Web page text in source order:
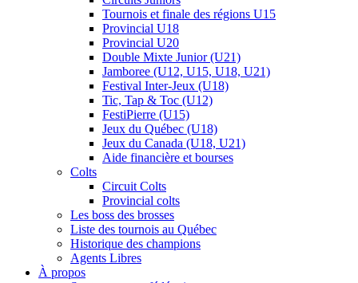
Tournois et finale des régions U15
Provincial U18
Provincial U20
Double Mixte Junior (U21)
Jamboree (U12, U15, U18, U21)
Festival Inter-Jeux (U18)
Tic, Tap & Toc (U12)
FestiPierre (U15)
Jeux du Québec (U18)
Jeux du Canada (U18, U21)
Aide financière et bourses
Colts
Circuit Colts
Provincial colts
Les boss des brosses
Liste des tournois au Québec
Historique des champions
Agents Libres
À propos